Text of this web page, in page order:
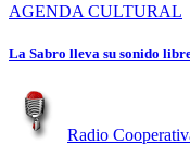
AGENDA CULTURAL
La Sabro lleva su sonido
Radio